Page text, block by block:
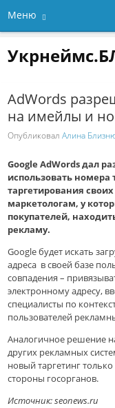
Меню
AdWords
на имейлы и
ОпубликовалАлина
Google AdWords дал
использовать
таргетирования
маркетологам, у
покупателей,
рекламу.
Google будет искать
адреса в своей базе
совпадения –
электронному адресу,
специалисты по
пользователей
Аналогичное решение
других рекламных
новый таргетинг
стороны госорганов.
Источник: seonews.ru